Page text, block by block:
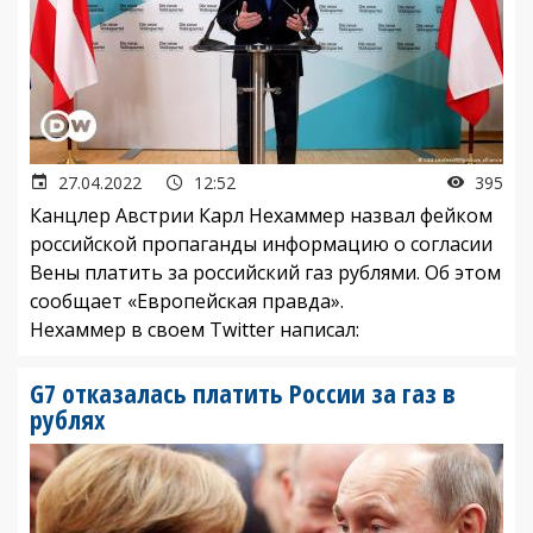
27.04.2022 12:52 395
Канцлер Австрии Карл Нехаммер назвал фейком
российской пропаганды информацию о согласии
Вены платить за российский газ рублями. Об этом
сообщает «Европейская правда».
Нехаммер в своем Twitter написал:
G7 отказалась платить России за газ в
рублях